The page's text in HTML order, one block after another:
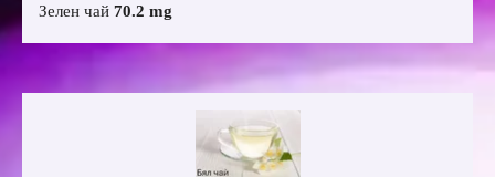
Зелен чай 70.2 mg